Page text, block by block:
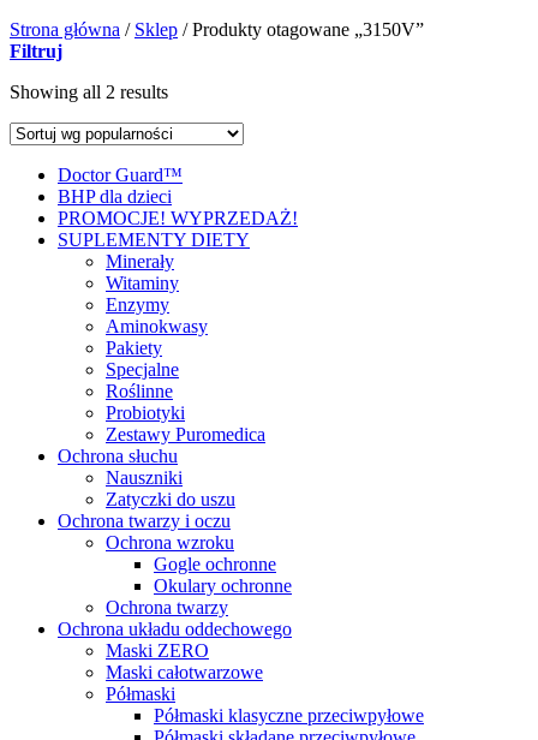
Strona główna / Sklep /Produkty otagowane „3150V”
Filtruj
Showing all 2 results
Doctor Guard™
BHP dla dzieci
PROMOCJE! WYPRZEDAŻ!
SUPLEMENTY DIETY
Minerały
Witaminy
Enzymy
Aminokwasy
Pakiety
Specjalne
Roślinne
Probiotyki
Zestawy Puromedica
Ochrona słuchu
Nauszniki
Zatyczki do uszu
Ochrona twarzy i oczu
Ochrona wzroku
Gogle ochronne
Okulary ochronne
Ochrona twarzy
Ochrona układu oddechowego
Maski ZERO
Maski całotwarzowe
Półmaski
Półmaski klasyczne przeciwpyłowe